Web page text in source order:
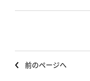
前のページへ